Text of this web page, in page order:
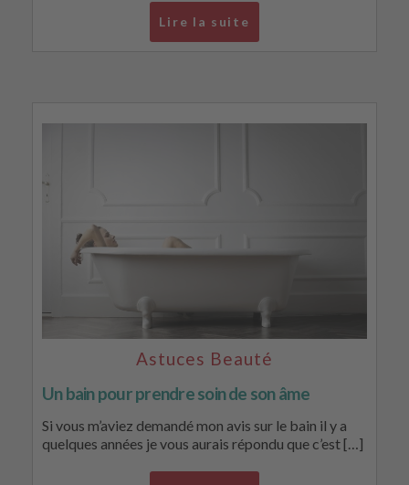
Lire la suite
Astuces Beauté
Un bain pour prendre soin de son âme
Si vous m’aviez demandé mon avis sur le bain il y a
quelques années je vous aurais répondu que c’est […]